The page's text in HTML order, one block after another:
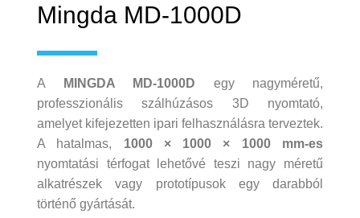
Mingda MD-1000D
A MINGDA MD‑1000D egy nagyméretű,
professzionális szálhúzásos 3D nyomtató,
amelyet kifejezetten ipari felhasználásra terveztek.
A hatalmas, 1000 × 1000 × 1000 mm-es
nyomtatási térfogat lehetővé teszi nagy méretű
alkatrészek vagy prototípusok egy darabból
történő gyártását.